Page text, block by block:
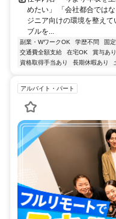
めたい」 「会社都合では
ジニア向けの環境を整え
ブルを...
副業・WワークOK 学歴不問 固
交通費全額支給
在宅OK 賞与あり
資格取得手当あり
長期休暇あり
アルバイト・パート